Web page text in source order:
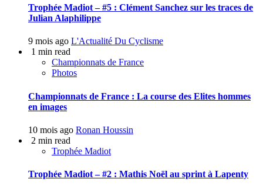
Trophée Madiot – #5 : Clément Sanchez sur les traces de
Julian Alaphilippe
9 mois ago L'Actualité Du Cyclisme
1 min read
Championnats de France
Photos
Championnats de France : La course des Elites hommes
en images
10 mois ago Ronan Houssin
2 min read
Trophée Madiot
Trophée Madiot – #2 : Mathis Noël au sprint à Lapenty